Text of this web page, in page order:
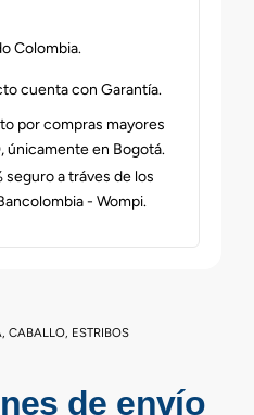
Colombia.
cuenta con Garantía.
por compras mayores
únicamente en Bogotá.
seguro a tráves de los
- Wompi.
, CABALLO, ESTRIBOS
de envío